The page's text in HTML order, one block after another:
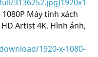
3136252.jpg)1920x1
Máy tính xách
Artist 4K, Hình ảnh,
1920-x-1080-